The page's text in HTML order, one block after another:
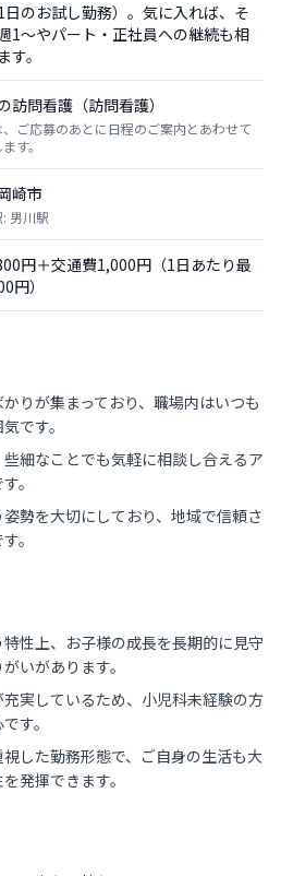
日のお試し勤務）。気に入れば、そ
1〜やパート・正社員への継続も相
す。
訪問看護（訪問看護）
ご応募のあとに日程のご案内とあわせて
す。
崎市
男川駅
円＋交通費1,000円（1日あたり最
円）
りが集まっており、職場内はいつも
です。
細なことでも気軽に相談し合えるア
。
勢を大切にしており、地域で信頼さ
。
性上、お子様の成長を長期的に見守
いがあります。
実しているため、小児科未経験の方
す。
した勤務形態で、ご自身の生活も大
発揮できます。